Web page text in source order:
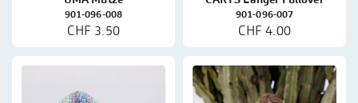
901-096-008
CHF 3.50
901-096-007
CHF 4.00